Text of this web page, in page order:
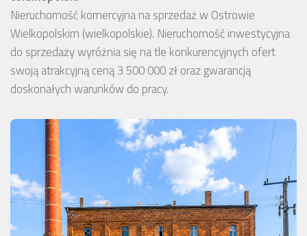
Nieruchomość komercyjna na sprzedaż w Ostrowie
Wielkopolskim (wielkopolskie). Nieruchomość inwestycyjna
do sprzedaży wyróżnia się na tle konkurencyjnych ofert
swoją atrakcyjną ceną 3 500 000 zł oraz gwarancją
doskonałych warunków do pracy.